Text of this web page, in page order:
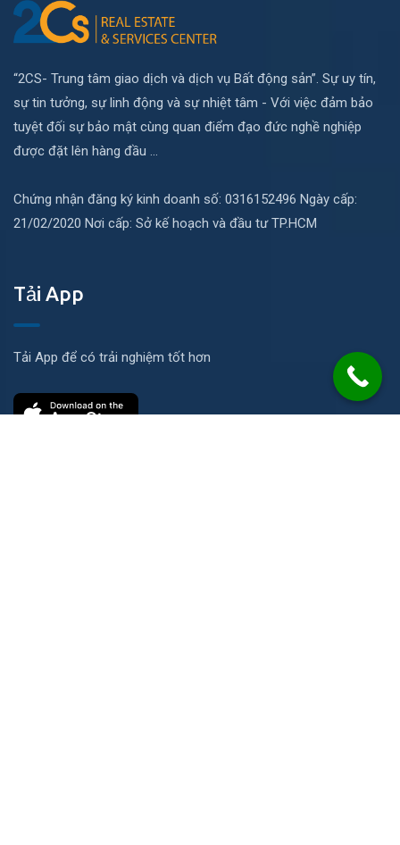
“2CS- Trung tâm giao dịch và dịch vụ Bất động sản”. Sự uy tín,
sự tin tưởng, sự linh động và sự nhiệt tâm - Với việc đảm bảo
tuyệt đối sự bảo mật cùng quan điểm đạo đức nghề nghiệp
được đặt lên hàng đầu ...
Chứng nhận đăng ký kinh doanh số: 0316152496 Ngày cấp:
21/02/2020 Nơi cấp: Sở kế hoạch và đầu tư TP.HCM
Tải App
Tải App để có trải nghiệm tốt hơn